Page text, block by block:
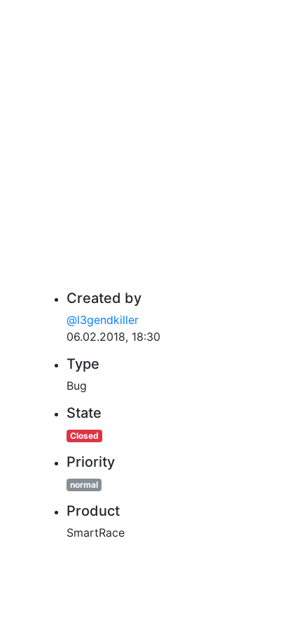
Created by
@l3gendkiller
06.02.2018, 18:30
Type
Bug
State
Closed
Priority
normal
Product
SmartRace